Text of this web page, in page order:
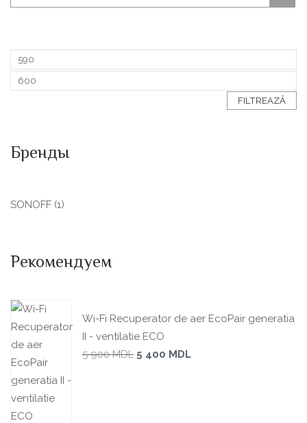
FILTREAZĂ
Бренды
SONOFF (1)
Рекомендуем
Wi-Fi Recuperator de aer EcoPair generatia
II - ventilatie ECO
5 900MDL 5 400 MDL